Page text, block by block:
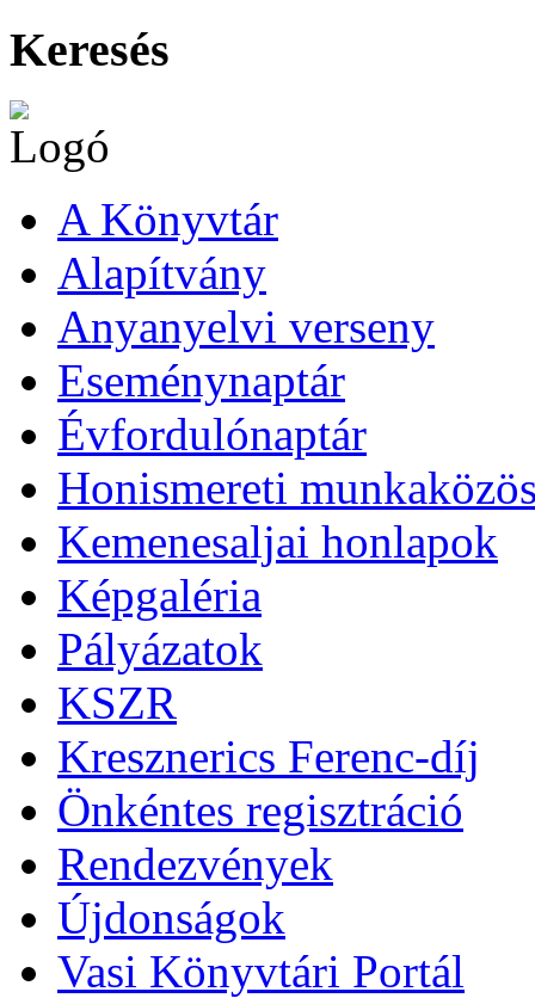
Keresés
A Könyvtár
Alapítvány
Anyanyelvi verseny
Eseménynaptár
Évfordulónaptár
Honismereti
Kemenesaljai honlapok
Képgaléria
Pályázatok
KSZR
Kresznerics Ferenc-díj
Önkéntes regisztráció
Rendezvények
Újdonságok
Vasi Könyvtári Portál